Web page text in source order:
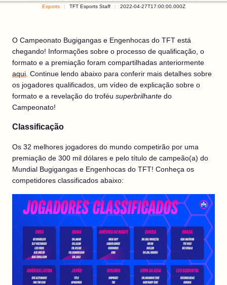
Esports TFT Esports Staff 2022-04-27T17:00:00.000Z
O Campeonato Bugigangas e Engenhocas do TFT está
chegando! Informações sobre o processo de qualificação, o
formato e a premiação foram compartilhadas anteriormente
aqui . Continue lendo abaixo para conferir mais detalhes sobre
os jogadores qualificados, um vídeo de explicação sobre o
formato e a revelação do troféu superbrilhante do
Campeonato!
Classificação
Os 32 melhores jogadores do mundo competirão por uma
premiação de 300 mil dólares e pelo título de campeão(a) do
Mundial Bugigangas e Engenhocas do TFT! Conheça os
competidores classificados abaixo: